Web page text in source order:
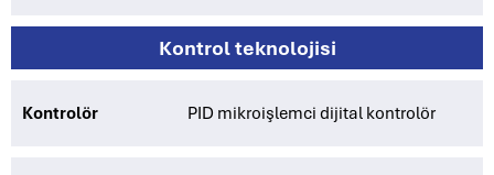
Kontrol teknolojisi
Kontrolör PID mikroişlemci dijital kontrolör